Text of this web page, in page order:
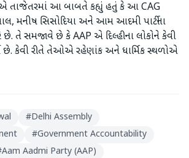
તાજેતરમાં આ બાબતે કહ્યું હતું કે આ CAG
મનીષ સિસોદિયા અને આમ આદમી પાર્ટીના
છે. તે સમજાવે છે કે AAP એ દિલ્હીના લોકોને કેવી
છે. કેવી રીતે તેઓએ રહેણાંક અને ધાર્મિક સ્થળોએ
#Delhi Assembly
#Government Accountability
Aam Aadmi Party (AAP)